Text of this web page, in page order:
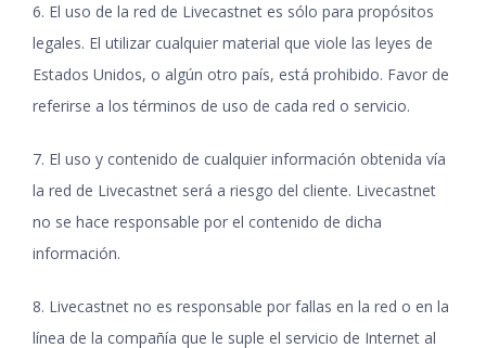
6. El uso de la red de Livecastnet es sólo para propósitos
legales. El utilizar cualquier material que viole las leyes de
Estados Unidos, o algún otro país, está prohibido. Favor de
referirse a los términos de uso de cada red o servicio.
7. El uso y contenido de cualquier información obtenida vía
la red de Livecastnet será a riesgo del cliente. Livecastnet
no se hace responsable por el contenido de dicha
información.
8. Livecastnet no es responsable por fallas en la red o en la
línea de la compañía que le suple el servicio de Internet al